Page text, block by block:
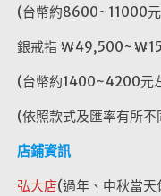
(台幣約8600~11000
銀戒指
(台幣約1400~4200元
(依照款式及匯率有所不
店鋪資訊
弘大店(過年、中秋當天